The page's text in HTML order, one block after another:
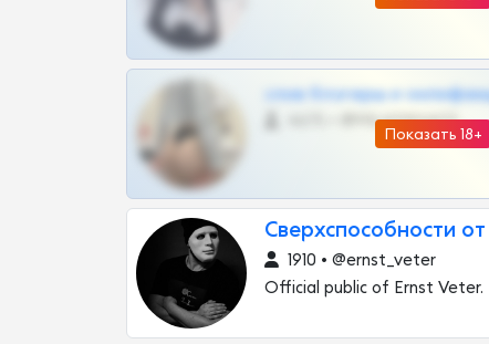
Показать 18+
слив блогерш и
@MILKPRIVATES39BOT
Сверхспособности
1910 • @ernst_veter
Official public of Ernst Veter.